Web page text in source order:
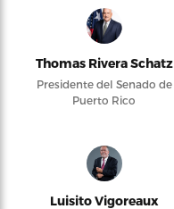
Thomas Rivera Schatz
Presidente del Senado de
Puerto Rico
Luisito Vigoreaux